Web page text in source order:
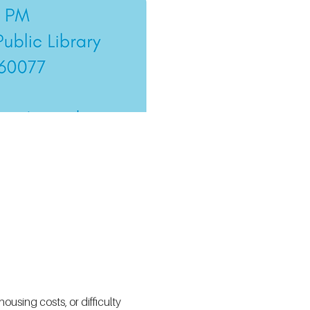
costs, or difficulty